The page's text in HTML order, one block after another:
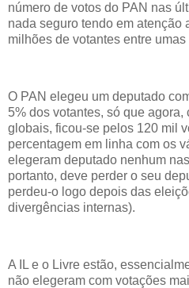
número de votos do PAN nas
nada seguro tendo em atenção
milhões de votantes entre
O PAN elegeu um deputado
5% dos votantes, só que
globais, ficou-se pelos 120 mil
percentagem em linha com os
elegeram deputado nenhum
portanto, deve perder o seu
perdeu-o logo depois das
divergências internas).
A IL e o Livre estão,
não elegeram com votações